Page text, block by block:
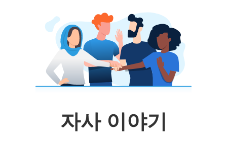
자사 이야기